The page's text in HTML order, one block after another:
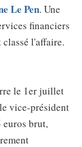
Le Pen. Une
financiers
l'affaire.
le 1er juillet
vice-président
euros brut,